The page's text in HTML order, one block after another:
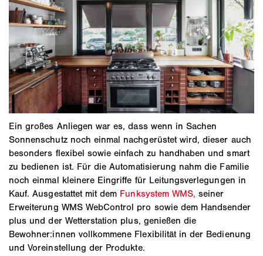
Ein großes Anliegen war es, dass wenn in Sachen
Sonnenschutz noch einmal nachgerüstet wird, dieser auch
besonders flexibel sowie einfach zu handhaben und smart
zu bedienen ist. Für die Automatisierung nahm die Familie
noch einmal kleinere Eingriffe für Leitungsverlegungen in
Kauf. Ausgestattet mit dem Funksystem WMS, seiner
Erweiterung WMS WebControl pro sowie dem Handsender
plus und der Wetterstation plus, genießen die
Bewohner:innen vollkommene Flexibilität in der Bedienung
und Voreinstellung der Produkte.